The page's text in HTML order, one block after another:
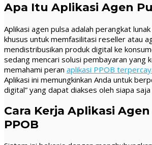
Apa Itu Aplikasi Agen
Aplikasi agen pulsa adalah perangkat
khusus untuk memfasilitasi reseller atau
mendistribusikan produk digital ke
sedang mencari solusi pembayaran yang
memahami peran aplikasi PPOB
Aplikasi ini memungkinkan Anda untuk
digital” yang dapat diakses oleh siapa
Cara Kerja Aplikasi
PPOB